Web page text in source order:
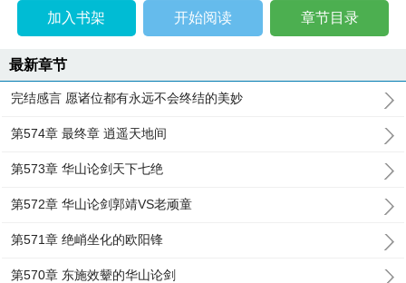
加入书架 开始阅读 章节目录
最新章节
完结感言 愿诸位都有永远不会终结的美妙
第574章 最终章 逍遥天地间
第573章 华山论剑天下七绝
第572章 华山论剑郭靖VS老顽童
第571章 绝峭坐化的欧阳锋
第570章 东施效颦的华山论剑